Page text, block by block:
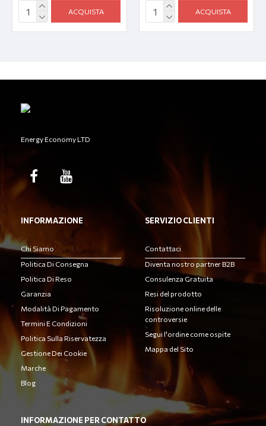
ACQUISTA ACQUISTA
Energy Economy LTD
INFORMAZIONE
Chi Siamo
Politica Di Consegna
Politica Di Reso
Garanzia
Modalità Di Pagamento
Termini E Condizioni
Politica Sulla Riservatezza
Gestione Dei Cookie
Marche
Blog
SERVIZIO CLIENTI
Contattaci
Diventa nostro partner B2B
Consulenza Gratuita
Resi del prodotto
Risoluzione online delle
controversie
Segui l'ordine come ospite
Mappa del Sito
INFORMAZIONE PER CONTATTO